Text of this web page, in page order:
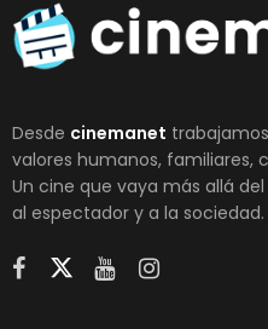
Desde cinemanet
valores humanos, familiares,
Un cine que vaya más allá
al espectador y a la sociedad.